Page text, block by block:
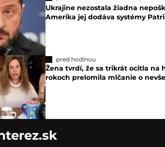
Ukrajine nezostala žiadna
Amerika jej dodáva systémy
pred hodinou
Žena tvrdí, že sa trikrát ocitla na
rokoch prelomila mlčanie o